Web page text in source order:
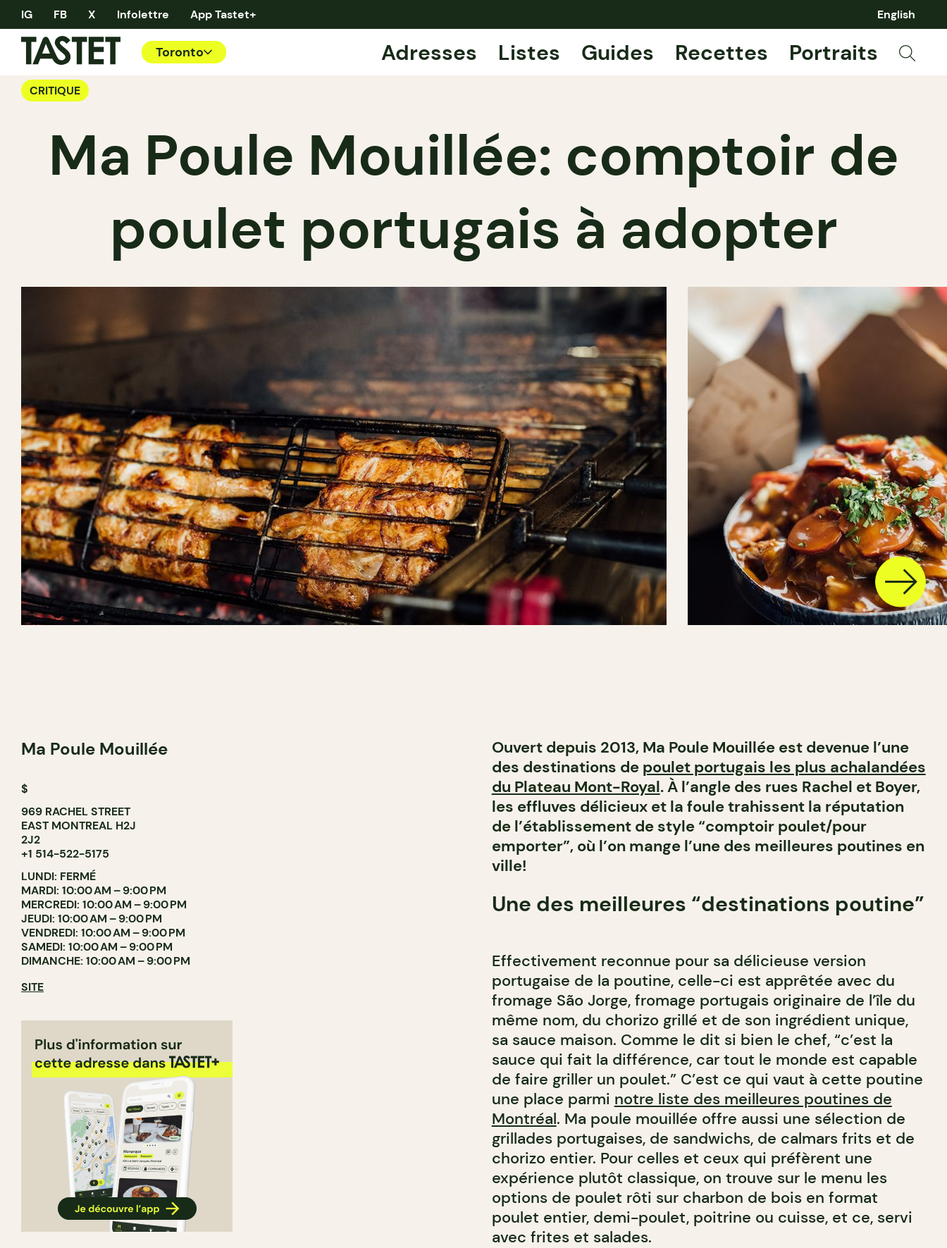
IG FB X Infolettre App Tastet+ English
Toronto Adresses Listes Guides Recettes Portraits
CRITIQUE
Ma Poule Mouillée: comptoir de
poulet portugais à adopter
Ma Poule Mouillée
$
969 RACHEL STREET
EAST MONTREAL H2J
2J2
+1 514-522-5175
LUNDI: FERMÉ
MARDI: 10:00 AM – 9:00 PM
MERCREDI: 10:00 AM – 9:00 PM
JEUDI: 10:00 AM – 9:00 PM
VENDREDI: 10:00 AM – 9:00 PM
SAMEDI: 10:00 AM – 9:00 PM
DIMANCHE: 10:00 AM – 9:00 PM
SITE
Ouvert depuis 2013, Ma Poule Mouillée est devenue l’une
des destinations de poulet portugais les plus achalandées
du Plateau Mont-Royal. À l’angle des rues Rachel et Boyer,
les effluves délicieux et la foule trahissent la réputation
de l’établissement de style “comptoir poulet/pour
emporter”, où l’on mange l’une des meilleures poutines en
ville!
Une des meilleures “destinations poutine”
Effectivement reconnue pour sa délicieuse version
portugaise de la poutine, celle-ci est apprêtée avec du
fromage São Jorge, fromage portugais originaire de l’île du
même nom, du chorizo grillé et de son ingrédient unique,
sa sauce maison. Comme le dit si bien le chef, “c’est la
sauce qui fait la différence, car tout le monde est capable
de faire griller un poulet.” C’est ce qui vaut à cette poutine
une place parmi notre liste des meilleures poutines de
Montréal. Ma poule mouillée offre aussi une sélection de
grillades portugaises, de sandwichs, de calmars frits et de
chorizo entier. Pour celles et ceux qui préfèrent une
expérience plutôt classique, on trouve sur le menu les
options de poulet rôti sur charbon de bois en format
poulet entier, demi-poulet, poitrine ou cuisse, et ce, servi
avec frites et salades.